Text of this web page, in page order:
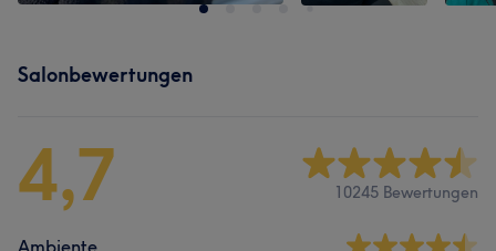
Salonbewertungen
4,7 10245 Bewertungen
Ambiente